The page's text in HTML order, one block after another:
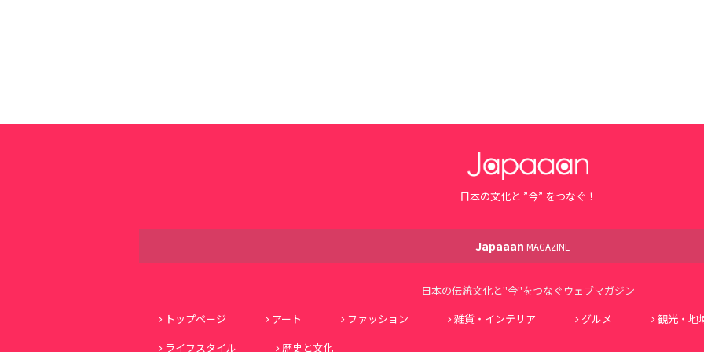
日本の文化と ”今” をつなぐ！
Japaaan MAGAZINE
日本の伝統文化と"今"をつなぐウェブマガジン
トップページ
アート ファッション 雑貨・インテリア グルメ 観光・地
ライフスタイル
歴史と文化